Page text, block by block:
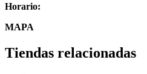
Horario:
MAPA
Tiendas relacionadas